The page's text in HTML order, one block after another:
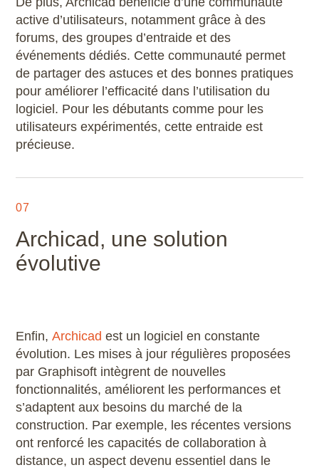
active d’utilisateurs, notamment grâce à des
forums, des groupes d’entraide et des
événements dédiés. Cette communauté permet
de partager des astuces et des bonnes pratiques
pour améliorer l’efficacité dans l’utilisation du
logiciel. Pour les débutants comme pour les
utilisateurs expérimentés, cette entraide est
précieuse.
07
Archicad, une solution
évolutive
Enfin,Archicad est un logiciel en constante
évolution. Les mises à jour régulières proposées
par Graphisoft intègrent de nouvelles
fonctionnalités, améliorent les performances et
s’adaptent aux besoins du marché de la
construction. Par exemple, les récentes versions
ont renforcé les capacités de collaboration à
distance, un aspect devenu essentiel dans le